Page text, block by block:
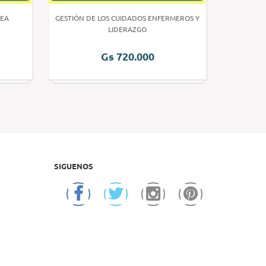
GESTIÓN DE LOS CUIDADOS ENFERMEROS Y
LIDERAZGO
Gs 720.000
SIGUENOS